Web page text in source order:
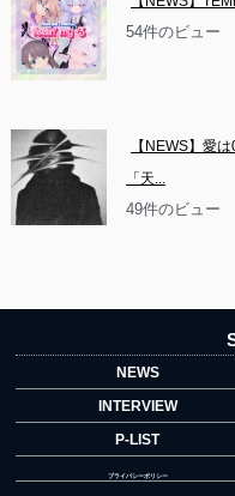
54件のビュー
【NEWS】愛
「天...
49件のビュー
NEWS
INTERVIEW
P-LIST
プライバシーポリシー